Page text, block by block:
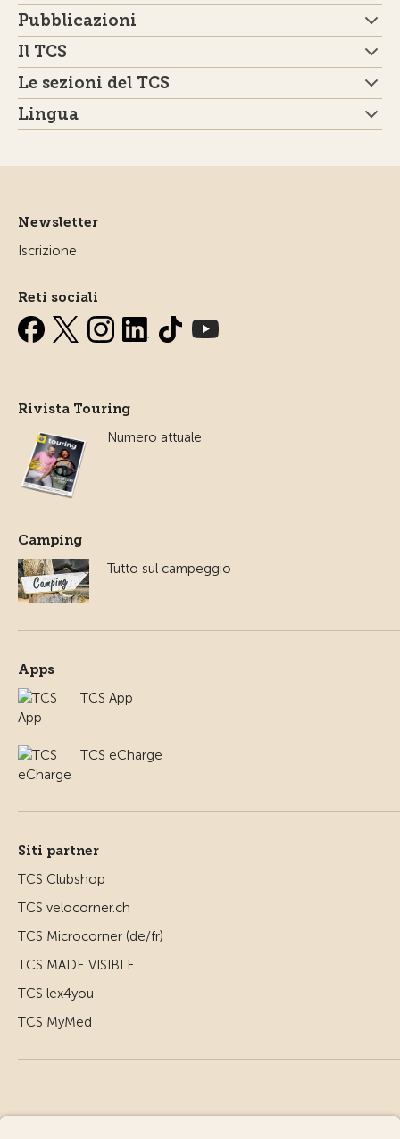
Pubblicazioni
Il TCS
Le sezioni del TCS
Lingua
Newsletter
Iscrizione
Reti sociali
Rivista Touring
Numero attuale
Camping
Tutto sul campeggio
Apps
TCS App
TCS eCharge
Siti partner
TCS Clubshop
TCS velocorner.ch
TCS Microcorner (de/fr)
TCS MADE VISIBLE
TCS lex4you
TCS MyMed